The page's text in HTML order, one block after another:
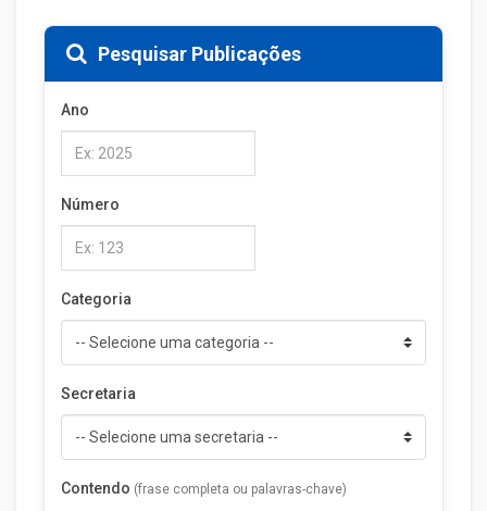
Pesquisar Publicações
Ano
Número
Categoria
Secretaria
Contendo (frase completa ou palavras-chave)